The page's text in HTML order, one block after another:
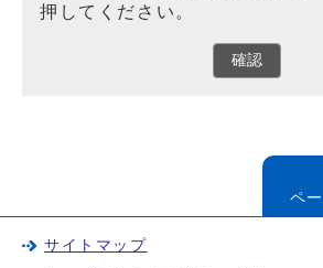
押してください。
確認
ペ
サイトマップ